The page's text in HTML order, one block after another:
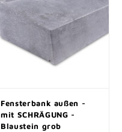
Fensterbank außen -
mit SCHRÄGUNG -
Blaustein grob